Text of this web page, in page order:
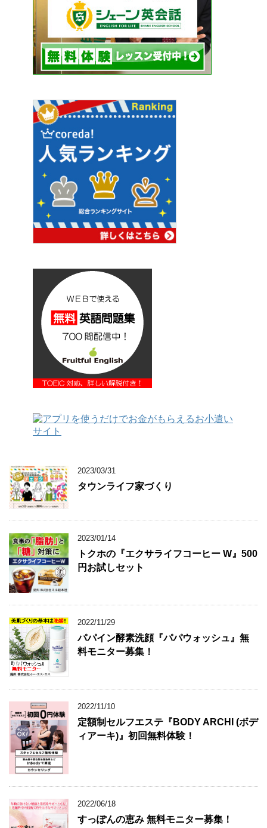
2023/03/31
タウンライフ家づくり
2023/01/14
トクホの『エクサライフコーヒー W』500
円お試しセット
2022/11/29
パパイン酵素洗顔『パパウォッシュ』無
料モニター募集！
2022/11/10
定額制セルフエステ『BODY ARCHI (ボデ
ィアーキ)』初回無料体験！
2022/06/18
すっぽんの恵み 無料モニター募集！